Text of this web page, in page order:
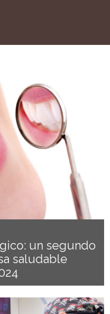
un segundo
saludable